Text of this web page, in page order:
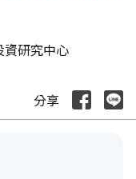
研究中心
分享